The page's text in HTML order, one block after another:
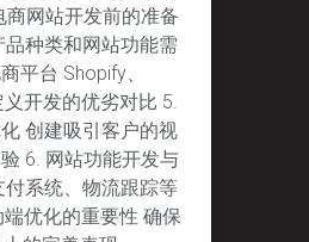
商网站开发前的准备
种类和网站功能需
平台 Shopify、
开发的优劣对比 5.
创建吸引客户的视
6. 网站功能开发与
系统、物流跟踪等
优化的重要性 确保